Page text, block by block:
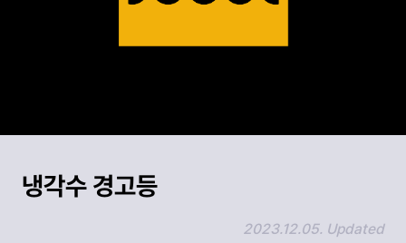
냉각수 경고등
2023.12.05. Updated
링크 복사하기